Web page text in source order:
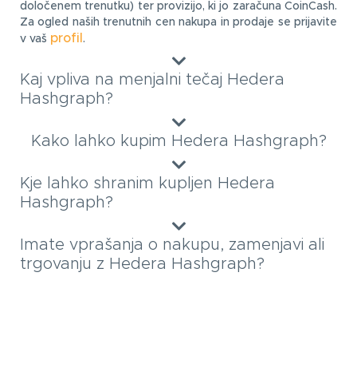
določenem trenutku) ter provizijo, ki jo zaračuna CoinCash.
Za ogled naših trenutnih cen nakupa in prodaje se prijavite
v vaš profil .
Kaj vpliva na menjalni tečaj Hedera
Hashgraph?
Kako lahko kupim Hedera Hashgraph?
Kje lahko shranim kupljen Hedera
Hashgraph?
Imate vprašanja o nakupu, zamenjavi ali
trgovanju z Hedera Hashgraph?